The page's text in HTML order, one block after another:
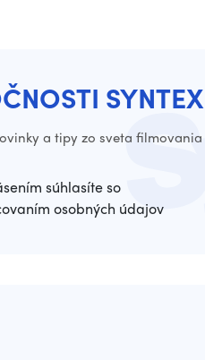
SYNTEX
a tipy zo sveta filmovania
súhlasíte so
osobných údajov